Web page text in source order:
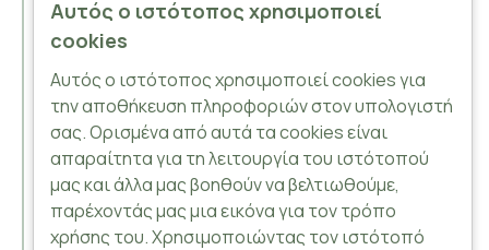
Έλαιο Καλέντουλας
Το έλαιο καλέντουλας παράγεται με την μέθοδο
της εκχύλισης των χλωρών κιτρινοπορτοκαλί
ανθέων.Οι θεραπευτικές ιδιότητες της
καλέντουλας είναι γνωστές από τον αρχαίο
ρωμαϊκό, ινδικό και αραβικό πολιτισμό καθώς
χρησιμοποιούσαν το βότανο στην μαγειρική και
στην παρασκευή καλλυντικών. Επίσης την
χρησιμο..
Αυτός ο ιστότοπος χρησιμοποιεί
cookies
Αυτός ο ιστότοπος χρησιμοποιεί cookies για
την αποθήκευση πληροφοριών στον υπολογιστή
σας. Ορισμένα από αυτά τα cookies είναι
απαραίτητα για τη λειτουργία του ιστότοπού
μας και άλλα μας βοηθούν να βελτιωθούμε,
παρέχοντάς μας μια εικόνα για τον τρόπο
χρήσης του. Χρησιμοποιώντας τον ιστότοπό